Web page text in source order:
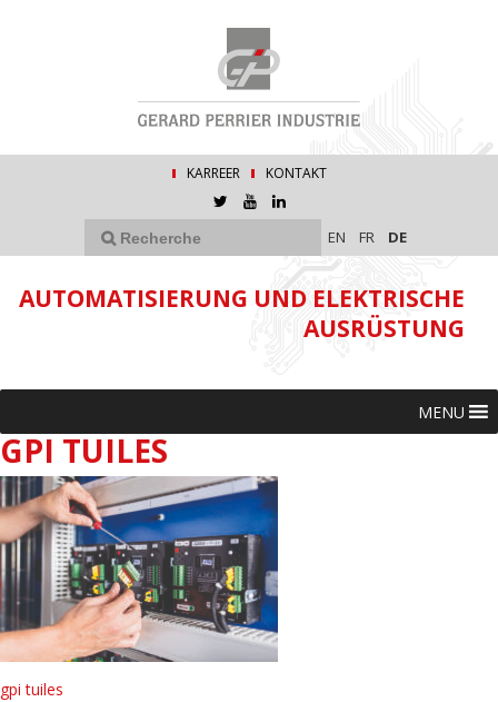
KARREER KONTAKT
EN FR DE
AUTOMATISIERUNG UND ELEKTRISCHE
AUSRÜSTUNG
MENU
GPI TUILES
gpi tuiles